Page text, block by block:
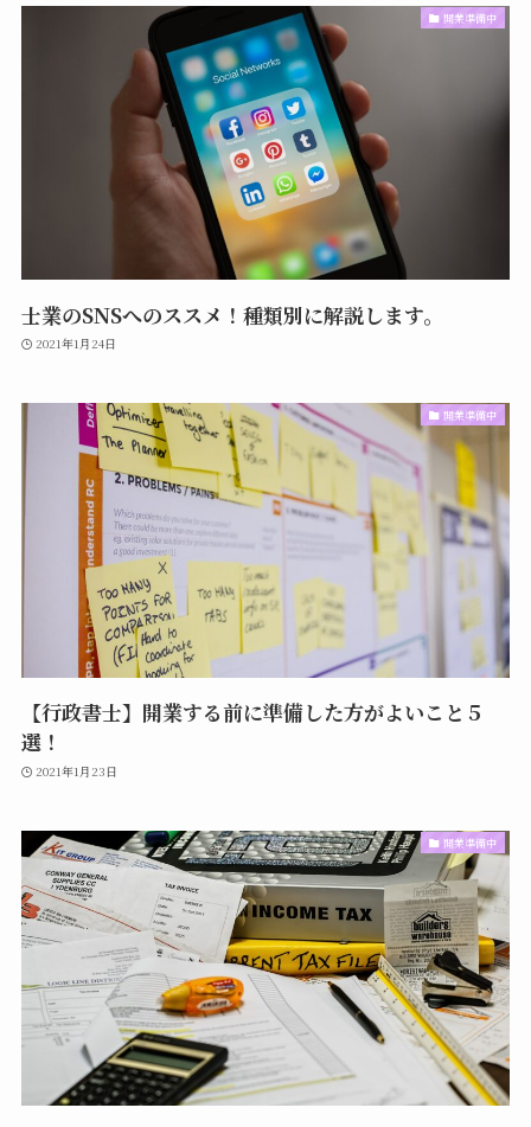
開業準備中
士業のSNSへのススメ！種類別に解説します。
2021年1月24日
開業準備中
【行政書士】開業する前に準備した方がよいこと５
選！
2021年1月23日
開業準備中